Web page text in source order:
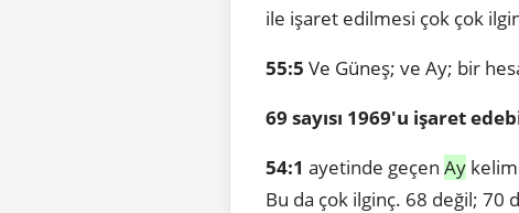
ile işaret edilmesi çok çok
55:5 Ve Güneş; ve Ay; bir
69 sayısı 1969'u işaret
54:1 ayetinde geçen Ay
Bu da çok ilginç. 68 değil; 70